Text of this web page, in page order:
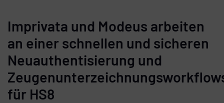
Imprivata und Modeus arbeiten
an einer schnellen und sicheren
Neuauthentisierung und
für HS8